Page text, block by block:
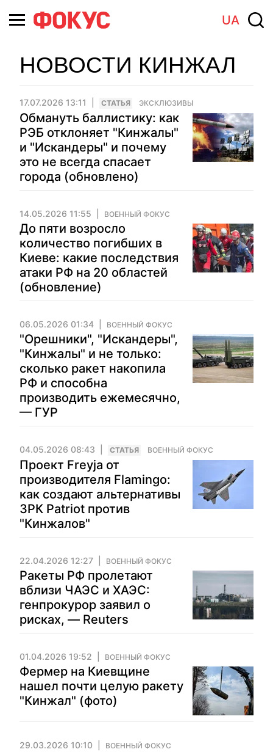
UA
НОВОСТИ КИНЖАЛ
17.07.2026 13:11 CТАТЬЯ ЭКСКЛЮЗИВЫ
Обмануть баллистику: как
РЭБ отклоняет "Кинжалы"
и "Искандеры" и почему
это не всегда спасает
города (обновлено)
14.05.2026 11:55 ВОЕННЫЙ ФОКУС
До пяти возросло
количество погибших в
Киеве: какие последствия
атаки РФ на 20 областей
(обновление)
06.05.2026 01:34 ВОЕННЫЙ ФОКУС
"Орешники", "Искандеры",
"Кинжалы" и не только:
сколько ракет накопила
РФ и способна
производить ежемесячно,
— ГУР
04.05.2026 08:43 CТАТЬЯ ВОЕННЫЙ ФОКУС
Проект Freyja от
производителя Flamingo:
как создают альтернативы
ЗРК Patriot против
"Кинжалов"
22.04.2026 12:27 ВОЕННЫЙ ФОКУС
Ракеты РФ пролетают
вблизи ЧАЭС и ХАЭС:
генпрокурор заявил о
рисках, — Reuters
01.04.2026 19:52 ВОЕННЫЙ ФОКУС
Фермер на Киевщине
нашел почти целую ракету
"Кинжал" (фото)
29.03.2026 10:10 ВОЕННЫЙ ФОКУС